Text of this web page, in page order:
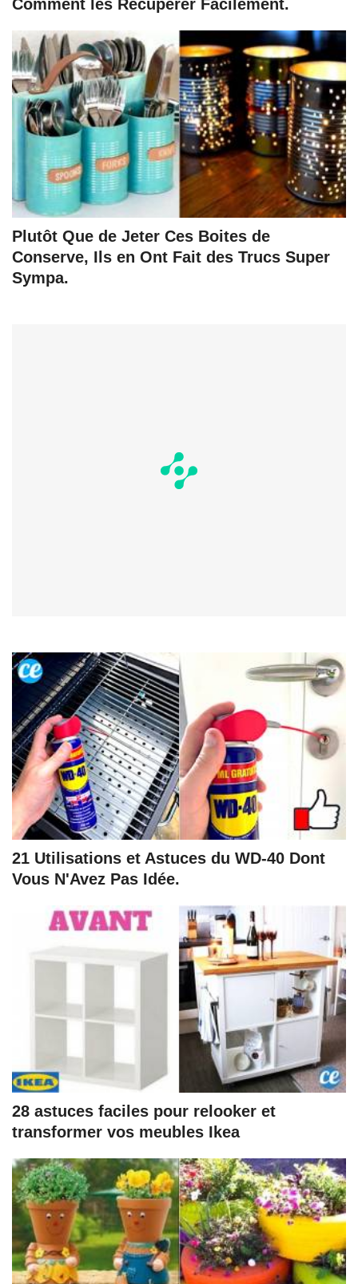
Comment les Récupérer Facilement.
Plutôt Que de Jeter Ces Boites de
Conserve, Ils en Ont Fait des Trucs Super
Sympa.
21 Utilisations et Astuces du WD-40 Dont
Vous N'Avez Pas Idée.
28 astuces faciles pour relooker et
transformer vos meubles Ikea